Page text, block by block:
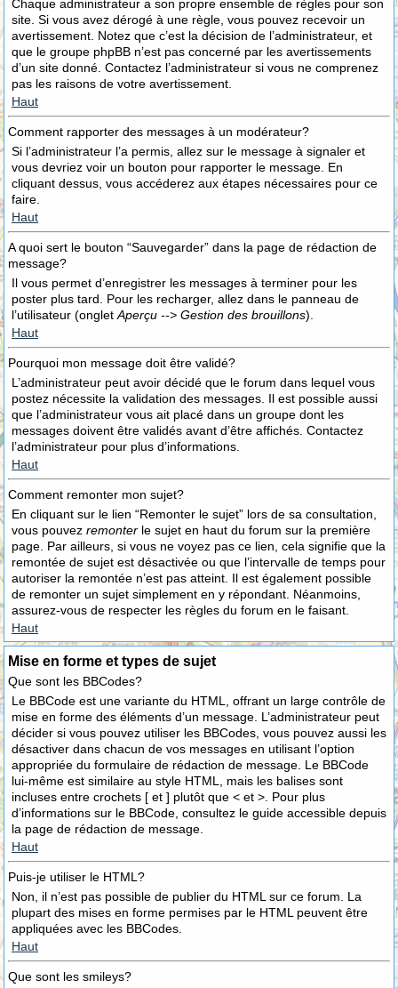
Chaque administrateur a son propre ensemble de règles pour son
site. Si vous avez dérogé à une règle, vous pouvez recevoir un
avertissement. Notez que c’est la décision de l’administrateur, et
que le groupe phpBB n’est pas concerné par les avertissements
d’un site donné. Contactez l’administrateur si vous ne comprenez
pas les raisons de votre avertissement.
Haut
Comment rapporter des messages à un modérateur?
Si l’administrateur l’a permis, allez sur le message à signaler et
vous devriez voir un bouton pour rapporter le message. En
cliquant dessus, vous accéderez aux étapes nécessaires pour ce
faire.
Haut
A quoi sert le bouton “Sauvegarder” dans la page de rédaction de
message?
Il vous permet d’enregistrer les messages à terminer pour les
poster plus tard. Pour les recharger, allez dans le panneau de
l’utilisateur (onglet Aperçu --> Gestion des brouillons).
Haut
Pourquoi mon message doit être validé?
L’administrateur peut avoir décidé que le forum dans lequel vous
postez nécessite la validation des messages. Il est possible aussi
que l’administrateur vous ait placé dans un groupe dont les
messages doivent être validés avant d’être affichés. Contactez
l’administrateur pour plus d’informations.
Haut
Comment remonter mon sujet?
En cliquant sur le lien “Remonter le sujet” lors de sa consultation,
vous pouvez remonter le sujet en haut du forum sur la première
page. Par ailleurs, si vous ne voyez pas ce lien, cela signifie que la
remontée de sujet est désactivée ou que l’intervalle de temps pour
autoriser la remontée n’est pas atteint. Il est également possible
de remonter un sujet simplement en y répondant. Néanmoins,
assurez-vous de respecter les règles du forum en le faisant.
Haut
Mise en forme et types de sujet
Que sont les BBCodes?
Le BBCode est une variante du HTML, offrant un large contrôle de
mise en forme des éléments d’un message. L’administrateur peut
décider si vous pouvez utiliser les BBCodes, vous pouvez aussi les
désactiver dans chacun de vos messages en utilisant l’option
appropriée du formulaire de rédaction de message. Le BBCode
lui-même est similaire au style HTML, mais les balises sont
incluses entre crochets [ et ] plutôt que < et >. Pour plus
d’informations sur le BBCode, consultez le guide accessible depuis
la page de rédaction de message.
Haut
Puis-je utiliser le HTML?
Non, il n’est pas possible de publier du HTML sur ce forum. La
plupart des mises en forme permises par le HTML peuvent être
appliquées avec les BBCodes.
Haut
Que sont les smileys?